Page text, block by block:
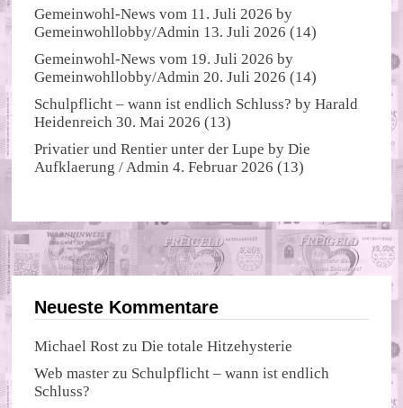
Gemeinwohl-News vom 11. Juli 2026 by
Gemeinwohllobby/Admin 13. Juli 2026 (14)
Gemeinwohl-News vom 19. Juli 2026 by
Gemeinwohllobby/Admin 20. Juli 2026 (14)
Schulpflicht – wann ist endlich Schluss? byHarald
Heidenreich 30. Mai 2026 (13)
Privatier und Rentier unter der Lupe byDie
Aufklaerung / Admin 4. Februar 2026 (13)
Neueste Kommentare
Michael Rost zuDie totale Hitzehysterie
Web master zu Schulpflicht – wann ist endlich
Schluss?